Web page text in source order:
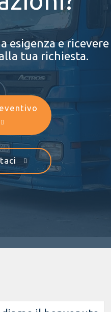
esigenza e ricevere
tua richiesta.